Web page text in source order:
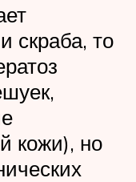
скраба, то
кожи), но